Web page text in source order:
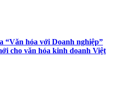
“Văn hóa với Doanh nghiệp”
cho văn hóa kinh doanh Việt